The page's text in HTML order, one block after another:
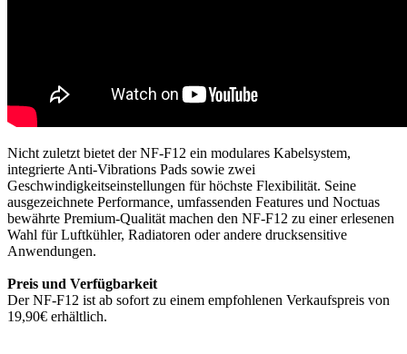
Nicht zuletzt bietet der NF-F12 ein modulares Kabelsystem,
integrierte Anti-Vibrations Pads sowie zwei
Geschwindigkeitseinstellungen für höchste Flexibilität. Seine
ausgezeichnete Performance, umfassenden Features und Noctuas
bewährte Premium-Qualität machen den NF-F12 zu einer erlesenen
Wahl für Luftkühler, Radiatoren oder andere drucksensitive
Anwendungen.
Preis und Verfügbarkeit
Der NF-F12 ist ab sofort zu einem empfohlenen Verkaufspreis von
19,90€ erhältlich.